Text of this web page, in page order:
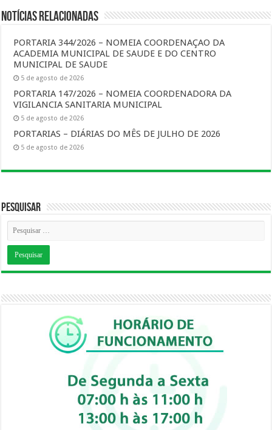
Notícias Relacionadas
PORTARIA 344/2026 – NOMEIA COORDENAÇAO DA
ACADEMIA MUNICIPAL DE SAUDE E DO CENTRO
MUNICIPAL DE SAUDE
5 de agosto de 2026
PORTARIA 147/2026 – NOMEIA COORDENADORA DA
VIGILANCIA SANITARIA MUNICIPAL
5 de agosto de 2026
PORTARIAS – DIÁRIAS DO MÊS DE JULHO DE 2026
5 de agosto de 2026
Pesquisar